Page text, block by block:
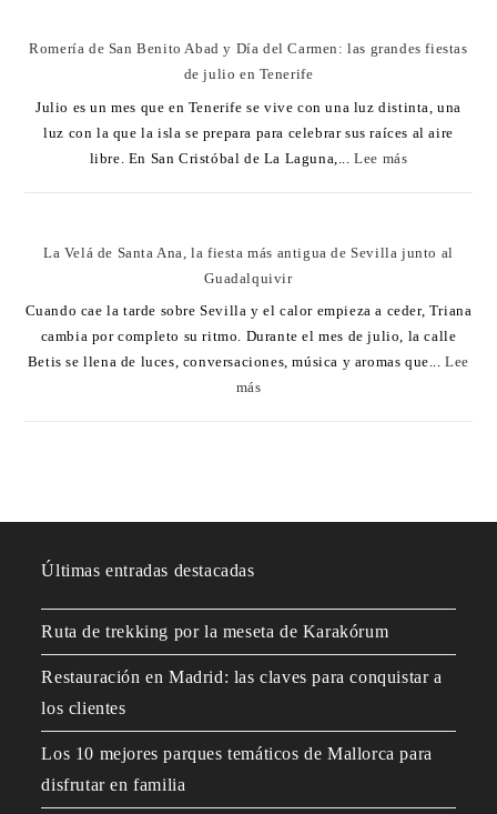
Romería de San Benito Abad y Día del Carmen: las grandes fiestas
de julio en Tenerife
Julio es un mes que en Tenerife se vive con una luz distinta, una
luz con la que la isla se prepara para celebrar sus raíces al aire
libre. En San Cristóbal de La Laguna,...Lee más
La Velá de Santa Ana, la fiesta más antigua de Sevilla junto al
Guadalquivir
Cuando cae la tarde sobre Sevilla y el calor empieza a ceder, Triana
cambia por completo su ritmo. Durante el mes de julio, la calle
Betis se llena de luces, conversaciones, música y aromas que...Lee
más
Últimas entradas destacadas
Ruta de trekking por la meseta de Karakórum
Restauración en Madrid: las claves para conquistar a
los clientes
Los 10 mejores parques temáticos de Mallorca para
disfrutar en familia